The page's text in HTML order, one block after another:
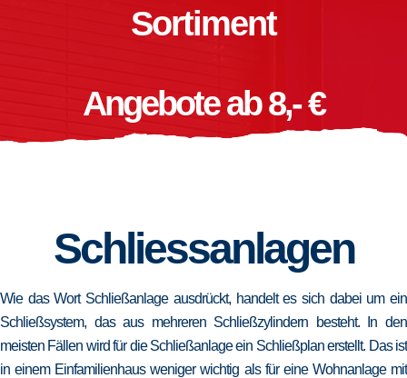
Sortiment
Angebote ab 8,- €
Schliessanlagen
Wie das Wort Schließanlage ausdrückt, handelt es sich dabei um ein
Schließsystem, das aus mehreren Schließzylindern besteht. In den
meisten Fällen wird für die Schließanlage ein Schließplan erstellt. Das ist
in einem Einfamilienhaus weniger wichtig als für eine Wohnanlage mit